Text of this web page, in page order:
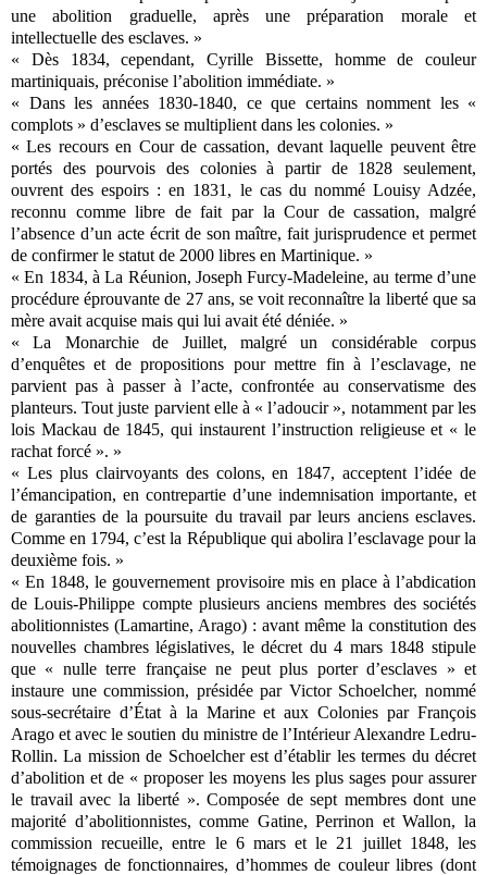
une abolition graduelle, après une préparation morale et
intellectuelle des esclaves. »
« Dès 1834, cependant, Cyrille Bissette, homme de couleur
martiniquais, préconise l’abolition immédiate. »
« Dans les années 1830-1840, ce que certains nomment les «
complots » d’esclaves se multiplient dans les colonies. »
« Les recours en Cour de cassation, devant laquelle peuvent être
portés des pourvois des colonies à partir de 1828 seulement,
ouvrent des espoirs : en 1831, le cas du nommé Louisy Adzée,
reconnu comme libre de fait par la Cour de cassation, malgré
l’absence d’un acte écrit de son maître, fait jurisprudence et permet
de confirmer le statut de 2000 libres en Martinique. »
« En 1834, à La Réunion, Joseph Furcy-Madeleine, au terme d’une
procédure éprouvante de 27 ans, se voit reconnaître la liberté que sa
mère avait acquise mais qui lui avait été déniée. »
« La Monarchie de Juillet, malgré un considérable corpus
d’enquêtes et de propositions pour mettre fin à l’esclavage, ne
parvient pas à passer à l’acte, confrontée au conservatisme des
planteurs. Tout juste parvient elle à « l’adoucir », notamment par les
lois Mackau de 1845, qui instaurent l’instruction religieuse et « le
rachat forcé ». »
« Les plus clairvoyants des colons, en 1847, acceptent l’idée de
l’émancipation, en contrepartie d’une indemnisation importante, et
de garanties de la poursuite du travail par leurs anciens esclaves.
Comme en 1794, c’est la République qui abolira l’esclavage pour la
deuxième fois. »
« En 1848, le gouvernement provisoire mis en place à l’abdication
de Louis-Philippe compte plusieurs anciens membres des sociétés
abolitionnistes (Lamartine, Arago) : avant même la constitution des
nouvelles chambres législatives, le décret du 4 mars 1848 stipule
que « nulle terre française ne peut plus porter d’esclaves » et
instaure une commission, présidée par Victor Schoelcher, nommé
sous-secrétaire d’État à la Marine et aux Colonies par François
Arago et avec le soutien du ministre de l’Intérieur Alexandre Ledru-
Rollin. La mission de Schoelcher est d’établir les termes du décret
d’abolition et de « proposer les moyens les plus sages pour assurer
le travail avec la liberté ». Composée de sept membres dont une
majorité d’abolitionnistes, comme Gatine, Perrinon et Wallon, la
commission recueille, entre le 6 mars et le 21 juillet 1848, les
témoignages de fonctionnaires, d’hommes de couleur libres (dont